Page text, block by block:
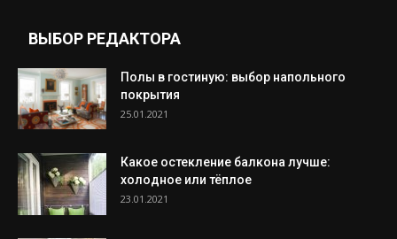
ВЫБОР РЕДАКТОРА
Полы в гостиную: выбор напольного
покрытия
25.01.2021
Какое остекление балкона лучше:
холодное или тёплое
23.01.2021